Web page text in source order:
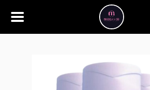
Bem-vindo à Makbela, CHB &
Styllus, sua fonte confiável de
maquiagens e acessórios de
alta qualidade. Somos